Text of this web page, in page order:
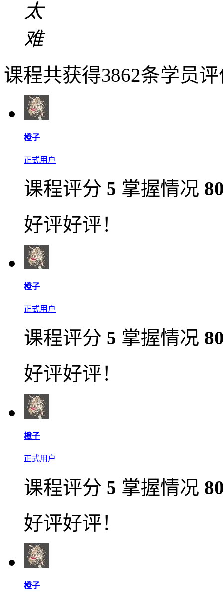
太
难
课程共获得3862条学员
橙子
正式用户
课程评分 5 掌握情况
好评好评！
橙子
正式用户
课程评分 5 掌握情况
好评好评！
橙子
正式用户
课程评分 5 掌握情况
好评好评！
橙子